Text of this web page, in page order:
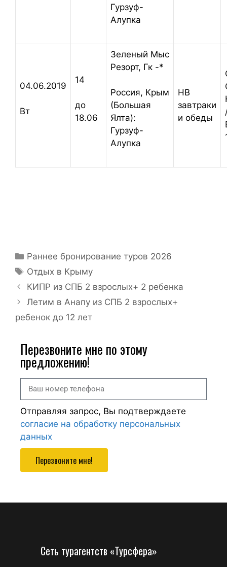
Гурзуф-
Алупка
04.06.2019
Вт
14
до
18.06
Зеленый Мыс
Резорт, Гк -*
Россия, Крым
(Большая
Ялта):
Гурзуф-
Алупка
HB
завтраки
и обеды
Раннее бронирование туров 2026
Отдых в Крыму
КИПР из СПБ 2 взрослых+ 2 ребенка
Летим в Анапу из СПБ 2 взрослых+
ребенок до 12 лет
Перезвоните мне по этому
предложению!
Отправляя запрос, Вы подтверждаете
согласие на обработку персональных
данных
Перезвоните мне!
Сеть турагентств «Турсфера»